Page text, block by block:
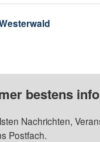
bestens
Nachrichten,
Postfach.